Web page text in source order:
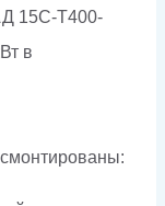
15С-Т400-
в